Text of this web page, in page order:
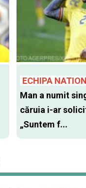
ECHIPA
Man a numit
căruia i-ar
„Suntem f...